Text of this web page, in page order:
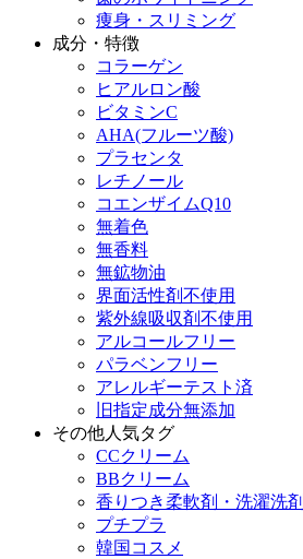
痩身・スリミング
成分・特徴
コラーゲン
ヒアルロン酸
ビタミンC
AHA(フルーツ酸)
プラセンタ
レチノール
コエンザイムQ10
無着色
無香料
無鉱物油
界面活性剤不使用
紫外線吸収剤不使用
アルコールフリー
パラベンフリー
アレルギーテスト済
旧指定成分無添加
その他人気タグ
CCクリーム
BBクリーム
香りつき柔軟剤・洗濯洗剤
プチプラ
韓国コスメ